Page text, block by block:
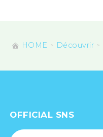
HOME Découvrir
OFFICIAL SNS